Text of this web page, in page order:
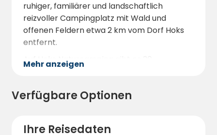
ruhiger, familiärer und landschaftlich
reizvoller Campingplatz mit Wald und
offenen Feldern etwa 2 km vom Dorf Hoks
entfernt.
Auf Hoks Naturcamping gibt es 30
Stellplätze für Wohnwagen mit
Betten, die komplett mit Toilette, Dusche,
Hütten gibt es auch einen Fernseher, wenn
Mehr anzeigen
Verfügbare Optionen
Ihre Reisedaten